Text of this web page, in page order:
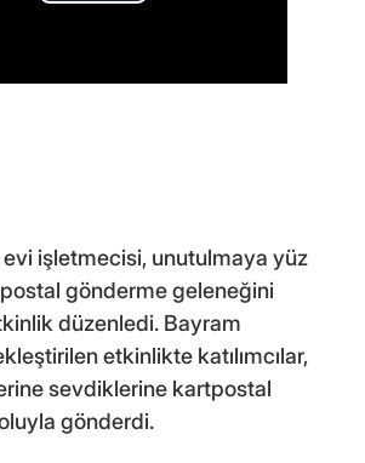
evi işletmecisi, unutulmaya yüz
gönderme geleneğini
düzenledi. Bayram
etkinlikte katılımcılar,
sevdiklerine kartpostal
gönderdi.